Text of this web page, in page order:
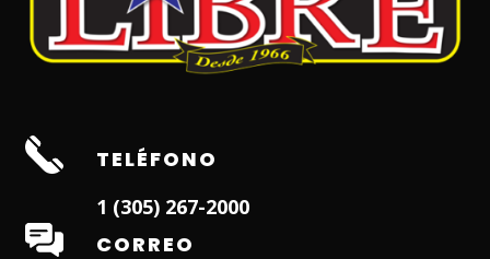
TELÉFONO
1 (305) 267-2000
CORREO